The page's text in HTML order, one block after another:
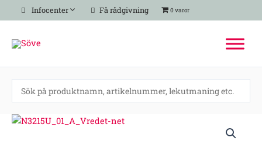
Hoppa
till
Infocenter Få rådgivning 0 varor
Twisted